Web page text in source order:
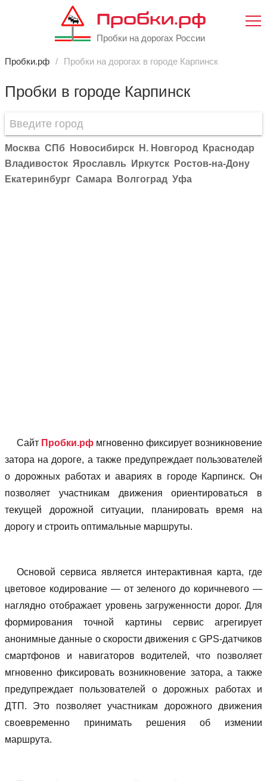
Пробки.рф
Пробки на дорогах России
Пробки.рф Пробки на дорогах в городе Карпинск
Пробки в городе Карпинск
Москва СПб Новосибирск Н. Новгород
Краснодар
Владивосток Ярославль Иркутск
Ростов-на-Дону
Екатеринбург Самара Волгоград Уфа
Сайт Пробки.рф мгновенно фиксирует возникновение
затора на дороге, а также предупреждает пользователей
о дорожных работах и авариях в городе Карпинск. Он
позволяет учаcтникам движения ориентироваться в
текущей дорожной ситуации, планировать время на
дорогу и строить оптимальные маршруты.
Основой сервиса является интерактивная карта, где
цветовое кодирование — от зеленого до коричневого —
наглядно отображает уровень загруженности дорог. Для
формирования точной картины сервис агрегирует
анонимные данные о скорости движения с GPS-датчиков
смартфонов и навигаторов водителей, что позволяет
мгновенно фиксировать возникновение затора, а также
предупреждает пользователей о дорожных работах и
ДТП. Это позволяет участникам дорожного движения
своевременно принимать решения об измении
маршрута.